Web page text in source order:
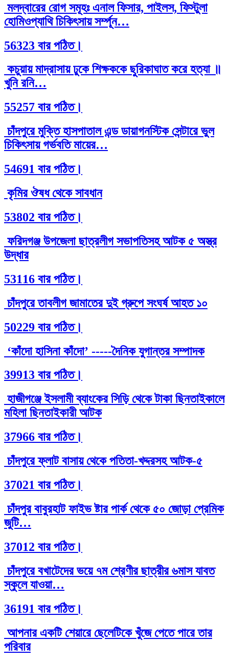
মলদ্বারের রোগ সমূহঃ এনাল ফিসার, পাইলস, ফিস্টুলা
হোমিওপ্যাথি চিকিৎসায় সর্ম্পূন…
56323 বার পঠিত।
কচুয়ায় মাদ্রাসায় ঢুকে শিক্ষককে ছুরিকাঘাত করে হত্যা ॥
খুনি রনি…
55257 বার পঠিত।
চাঁদপুরে মুক্তি হাসপাতাল এন্ড ডায়াগনস্টিক সেন্টারে ভুল
চিকিৎসায় গর্ভবতি মায়ের…
54691 বার পঠিত।
কৃমির ঔষধ থেকে সাবধান
53802 বার পঠিত।
ফরিদগঞ্জ উপজেলা ছাত্রলীগ সভাপতিসহ আটক ৫ অস্ত্র
উদ্ধার
53116 বার পঠিত।
চাঁদপুরে তাবলীগ জামাতের দুই গ্রুপে সংঘর্ষ আহত ১০
50229 বার পঠিত।
‘কাঁদো হাসিনা কাঁদো’ -----দৈনিক যুগান্তর সম্পাদক
39913 বার পঠিত।
হাজীগঞ্জে ইসলামী ব্যাংকের সিড়ি থেকে টাকা ছিনতাইকালে
মহিলা ছিনতাইকারী আটক
37966 বার পঠিত।
চাঁদপুরে ফ্লাট বাসায় থেকে পতিতা-খদ্দরসহ আটক-৫
37021 বার পঠিত।
চাঁদপুর বাবুরহাট ফাইভ ষ্টার পার্ক থেকে ৫০ জোড়া প্রেমিক
জুটি…
37012 বার পঠিত।
চাঁদপুরে বখাটেদের ভয়ে ৭ম শ্রেণীর ছাত্রীর ৬মাস যাবত
স্কুলে যাওয়া…
36191 বার পঠিত।
আপনার একটি শেয়ারে ছেলেটিকে খুঁজে পেতে পারে তার
পরিবার